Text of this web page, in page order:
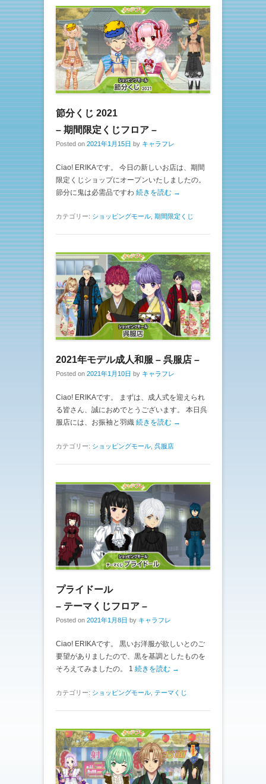
節分くじ 2021
– 期間限定くじフロア –
Posted on 2021年1月15日 by キャラフレ
Ciao! ERIKAです。 今日の新しいお店は、期間
限定くじショップにオープンいたしましたの。
節分に鬼は必需品ですわ 続きを読む →
カテゴリー: ショッピングモール 期間限定くじ
2021年モデル成人和服 – 呉服店 –
Posted on 2021年1月10日 by キャラフレ
Ciao! ERIKAです。 まずは、成人式を迎えられ
る皆さん、誠におめでとうございます。 本日呉
服店には、お振袖と羽織 続きを読む →
カテゴリー: ショッピングモール 呉服店
プライドール
– テーマくじフロア –
Posted on 2021年1月8日 by キャラフレ
Ciao! ERIKAです。 黒いお洋服が欲しいとのご
要望がありましたので、黒を基調としたものを
そろえてみましたの。 1 続きを読む →
カテゴリー: ショッピングモール, テーマくじ